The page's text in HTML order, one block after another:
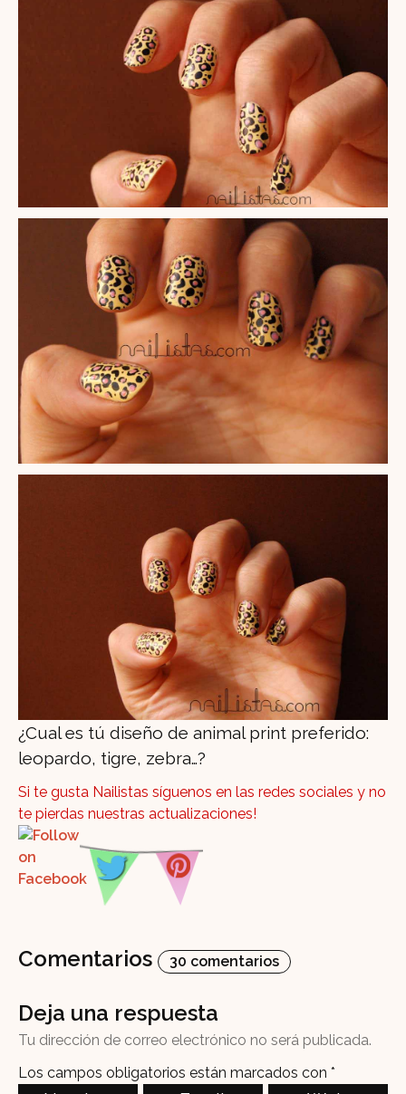
¿Cual es tú diseño de animal print preferido:
leopardo, tigre, zebra…?
Si te gusta Nailistas síguenos en las redes sociales y no
te pierdas nuestras actualizaciones!
Comentarios 30 comentarios
Deja una respuesta
Tu dirección de correo electrónico no será publicada.
Los campos obligatorios están marcados con *